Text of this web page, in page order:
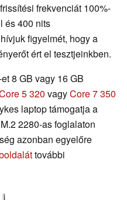
frekvenciát 100%-
és 400 nits
figyelmét, hogy a
ért el tesztjeinkben.
8 GB vagy 16 GB
5 320 vagyCore 7 350
laptop támogatja a
2280-as foglalaton
azonban egyelőre
további